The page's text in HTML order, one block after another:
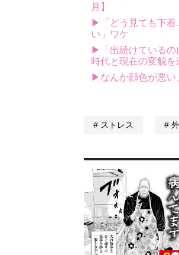
月】
▶「どう見ても下着
い」ワケ
▶「出続けているの
時代と現在の変貌を
▶なんか顔色が悪い
ストレス